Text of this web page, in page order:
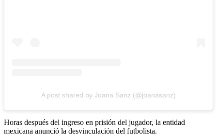
A post shared by Joana Sanz (@joanasanz)
Horas después del ingreso en prisión del jugador, la entidad
mexicana anunció la desvinculación del futbolista.